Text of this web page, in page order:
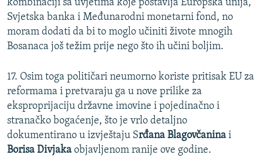
kombinaciji sa uvjetima koje postavlja Europska unija,
Svjetska banka i Međunarodni monetarni fond, no
moram dodati da bi to moglo učiniti živote mnogih
Bosanaca još težim prije nego što ih učini boljim.
17. Osim toga političari neumorno koriste pritisak EU za
reformama i pretvaraju ga u nove prilike za
eksproprijaciju državne imovine i pojedinačno i
stranačko bogaćenje, što je vrlo detaljno
dokumentirano u izvještaju Srđana Blagovčanina i
Borisa Divjaka objavljenom ranije ove godine.